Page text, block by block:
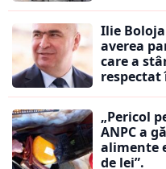
Ilie
averea
care a
respectat
„Pericol
ANPC a
alimente
de lei”.